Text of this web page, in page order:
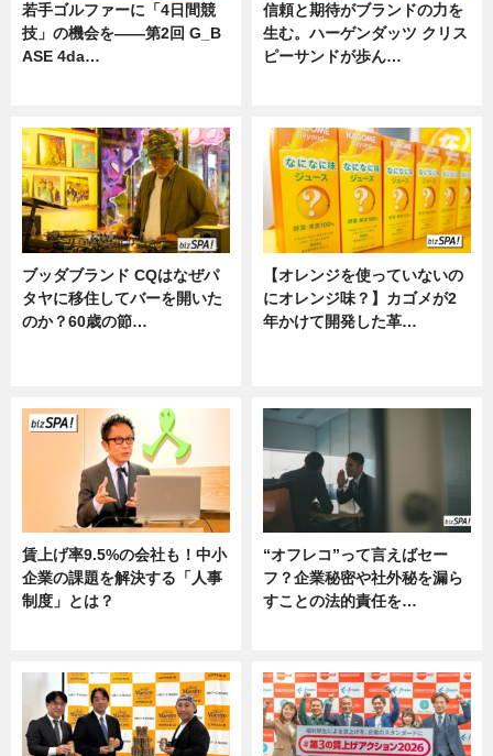
若手ゴルファーに「4日間競
技」の機会を——第2回 G_B
ASE 4da…
信頼と期待がブランドの力を
生む。ハーゲンダッツ クリス
ピーサンドが歩ん…
ブッダブランド CQはなぜパ
タヤに移住してバーを開いた
のか？60歳の節…
【オレンジを使っていないの
にオレンジ味？】カゴメが2
年かけて開発した革…
賃上げ率9.5%の会社も！中小
企業の課題を解決する「人事
制度」とは？
“オフレコ”って言えばセー
フ？企業秘密や社外秘を漏ら
すことの法的責任を…